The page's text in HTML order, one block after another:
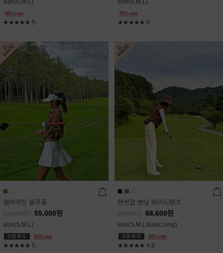
size(S,M,L)
★★★★★ 5
size(S,M,L)
★★★★★ 5
엠버라인 블루종
110,000 55,000원
size(S,M,L)
★★★★★ 5
텐션업 밴딩 와이드팬츠
98,000 68,600원
size(S,M,L/basic,long)
★★★★★ 4.8